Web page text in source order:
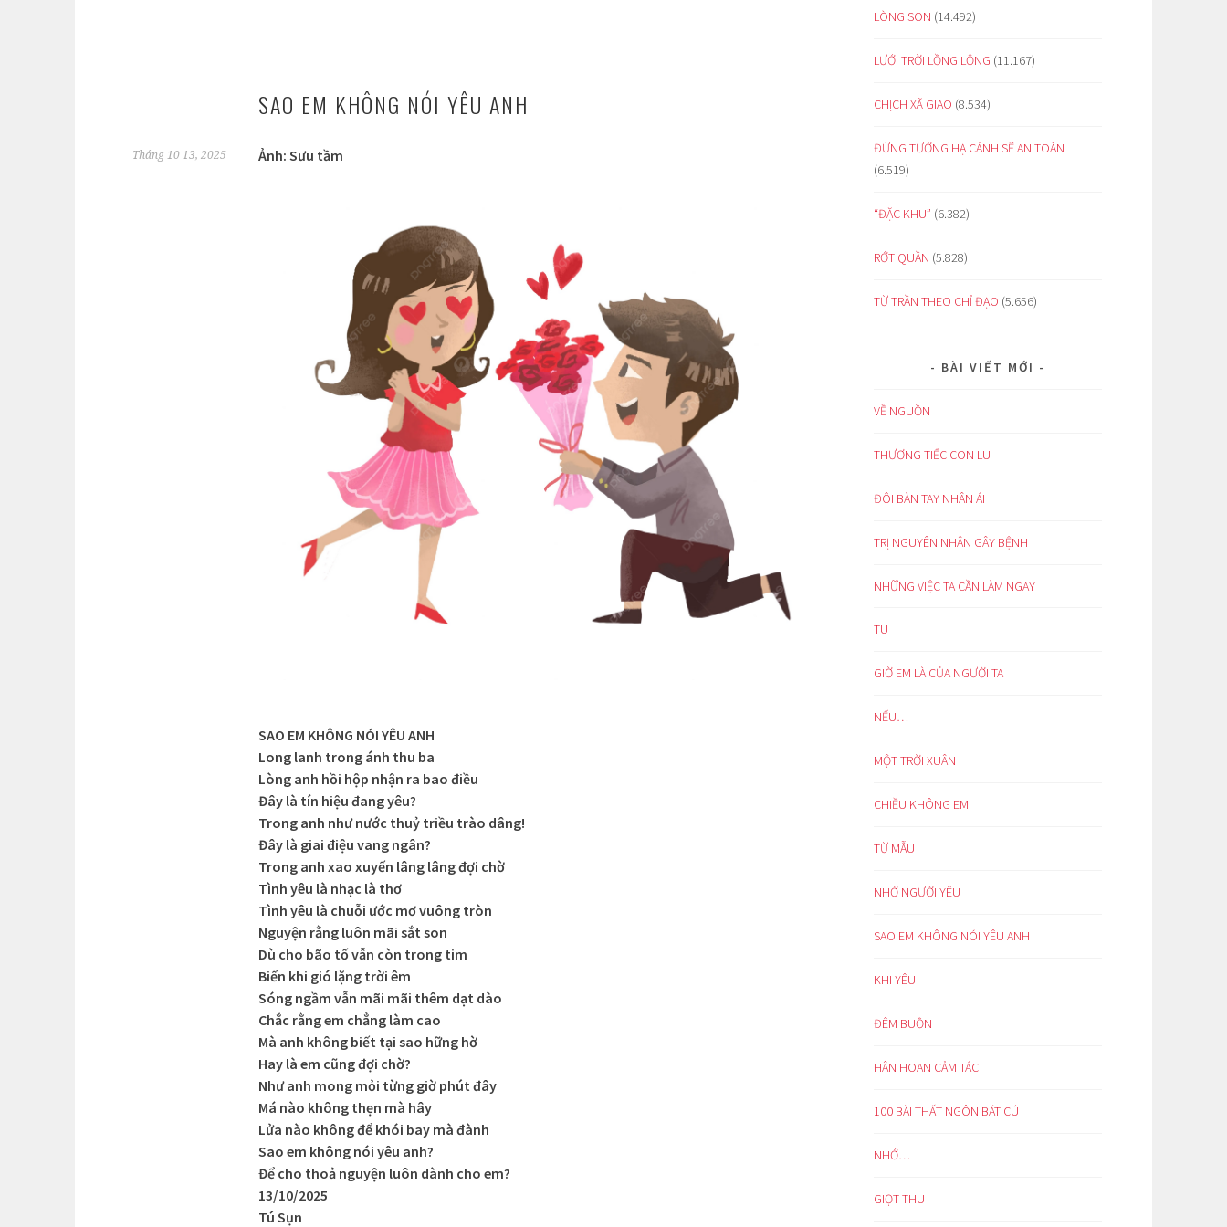
SAO EM KHÔNG NÓI YÊU ANH
Tháng 10 13, 2025 Ảnh: Sưu tầm
SAO EM KHÔNG NÓI YÊU ANH
Long lanh trong ánh thu ba
Lòng anh hồi hộp nhận ra bao điều
Đây là tín hiệu đang yêu?
Trong anh như nước thuỷ triều trào dâng!
Đây là giai điệu vang ngân?
Trong anh xao xuyến lâng lâng đợi chờ
Tình yêu là nhạc là thơ
Tình yêu là chuỗi ước mơ vuông tròn
Nguyện rằng luôn mãi sắt son
Dù cho bão tố vẫn còn trong tim
Biển khi gió lặng trời êm
Sóng ngầm vẫn mãi mãi thêm dạt dào
Chắc rằng em chẳng làm cao
Mà anh không biết tại sao hững hờ
Hay là em cũng đợi chờ?
Như anh mong mỏi từng giờ phút đây
Má nào không thẹn mà hây
Lửa nào không để khói bay mà đành
Sao em không nói yêu anh?
Để cho thoả nguyện luôn dành cho em?
13/10/2025
Tú Sụn
LÒNG SON (14.492)
LƯỚI TRỜI LỒNG LỘNG (11.167)
CHỊCH XÃ GIAO (8.534)
ĐỪNG TƯỞNG HẠ CÁNH SẼ AN TOÀN
(6.519)
“ĐẶC KHU” (6.382)
RỚT QUẦN (5.828)
TỪ TRẦN THEO CHỈ ĐẠO (5.656)
BÀI VIẾT MỚI
VỀ NGUỒN
THƯƠNG TIẾC CON LU
ĐÔI BÀN TAY NHÂN ÁI
TRỊ NGUYÊN NHÂN GÂY BỆNH
NHỮNG VIỆC TA CẦN LÀM NGAY
TU
GIỜ EM LÀ CỦA NGƯỜI TA
NẾU…
MỘT TRỜI XUÂN
CHIỀU KHÔNG EM
TỪ MẪU
NHỚ NGƯỜI YÊU
SAO EM KHÔNG NÓI YÊU ANH
KHI YÊU
ĐÊM BUỒN
HÂN HOAN CẢM TÁC
100 BÀI THẤT NGÔN BÁT CÚ
NHỚ…
GIỌT THU